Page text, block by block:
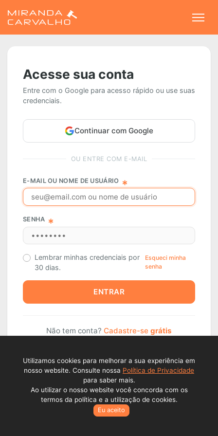
Acesse sua conta
Entre com o Google para acesso rápido ou use suas
credenciais.
Continuar com Google
OU ENTRE COM E-MAIL
E-MAIL OU NOME DE USUÁRIO
SENHA
Lembrar minhas credenciais por
30 dias.
Esqueci minha
senha
ENTRAR
Não tem conta? Cadastre-se grátis
Todos os direitos reservados © Lance Alienações Virtuais EPP
Utilizamos cookies para melhorar a sua experiência em
nosso website. Consulte nossa Política de Privacidade
para saber mais.
Ao utilizar o nosso website você concorda com os
termos da política e a utilização de cookies.
Eu aceito